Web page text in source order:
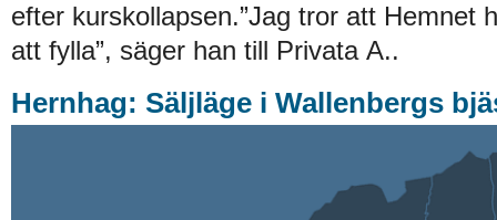
efter kurskollapsen.”Jag tror att Hemnet
att fylla”, säger han till Privata A..
Hernhag: Säljläge i Wallenbergs